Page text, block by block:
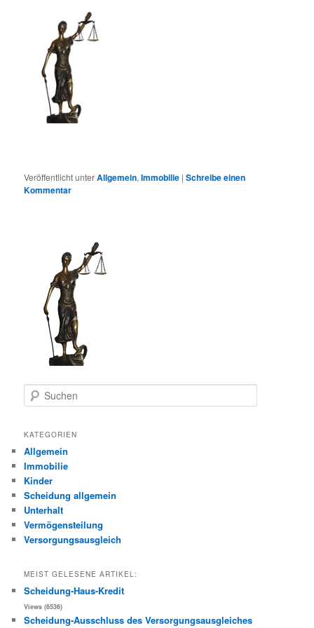
Veröffentlicht unterAllgemein,Immobilie |Schreibe einen
Kommentar
u
h
n
KATEGORIEN
Allgemein
Immobilie
Kinder
Scheidung allgemein
Unterhalt
Vermögensteilung
Versorgungsausgleich
MEIST GELESENE ARTIKEL:
Scheidung-Haus-Kredit
Views (6536)
Scheidung-Ausschluss des Versorgungsausgleiches